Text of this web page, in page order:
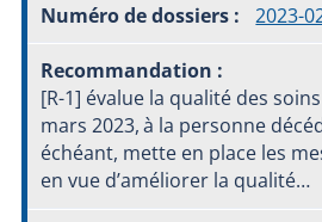
2023-
[R-1] évalue la qualité des
mars 2023, à la personne
échéant, mette en place les
en vue d’améliorer la qualité…